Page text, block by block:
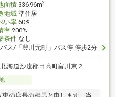
面積336.96m2
地域準住居
い率60%
率200%
条件なし
バス/「豊川元町」バス停 停歩2分
北海道沙流郡日高町富川東２
の店長の相馬と申します。当